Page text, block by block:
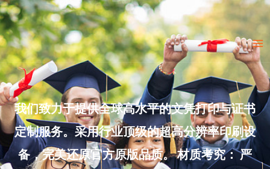
Skip
to
content
我们致力于提供全球高水平的文凭打印与证书
定制服务。采用行业顶级的超高分辨率印刷设
备，完美还原官方原版品质。 材质考究： 严